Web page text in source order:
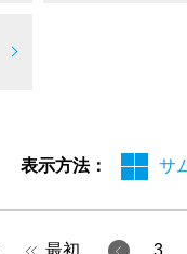
表示方法： サ